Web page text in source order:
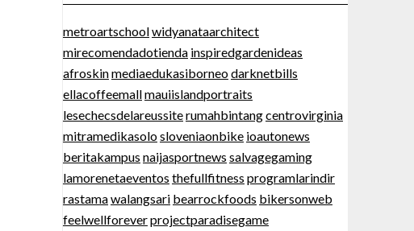
metroartschoolwidyanataarchitect
mirecomendadotienda inspiredgardenideas
afroskinmediaedukasiborneodarknetbills
ellacoffeemallmauiislandportraits
lesechecsdelareussiterumahbintangcentrovirginia
mitramedikasolosloveniaonbike ioautonews
beritakampus naijasportnews salvagegaming
lamorenetaeventos thefullfitness programlarindir
rastamawalangsari bearrockfoods bikersonweb
feelwellforeverprojectparadisegame